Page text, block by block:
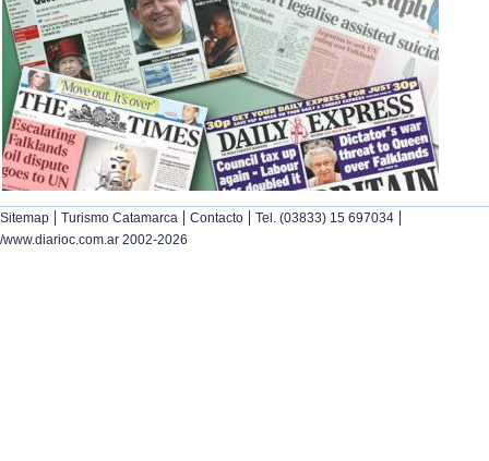
Sitemap | Turismo Catamarca | Contacto | Tel. (03833) 15 697034 |
/www.diarioc.com.ar 2002-2026